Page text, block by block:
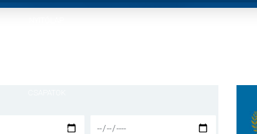
MÉRKŐZÉSEK